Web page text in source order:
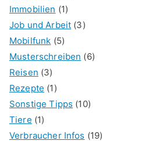
Immobilien (1)
Job und Arbeit (3)
Mobilfunk (5)
Musterschreiben (6)
Reisen (3)
Rezepte (1)
Sonstige Tipps (10)
Tiere (1)
Verbraucher Infos (19)